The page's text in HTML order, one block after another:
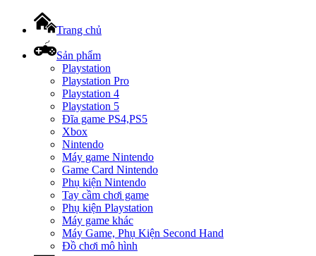
Trang chủ
Sản phẩm
Playstation
Playstation Pro
Playstation 4
Playstation 5
Đĩa game PS4,PS5
Xbox
Nintendo
Máy game Nintendo
Game Card Nintendo
Phụ kiện Nintendo
Tay cầm chơi game
Phụ kiện Playstation
Máy game khác
Máy Game, Phụ Kiện Second Hand
Đồ chơi mô hình